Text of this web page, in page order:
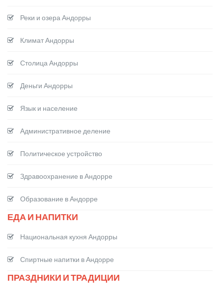
Реки и озера Андорры
Климат Андорры
Столица Андорры
Деньги Андорры
Язык и население
Административное деление
Политическое устройство
Здравоохранение в Андорре
Образование в Андорре
ЕДА И НАПИТКИ
Национальная кухня Андорры
Спиртные напитки в Андорре
ПРАЗДНИКИ И ТРАДИЦИИ